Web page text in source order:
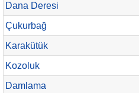
Dana Deresi
Çukurbağ
Karakütük
Kozoluk
Damlama